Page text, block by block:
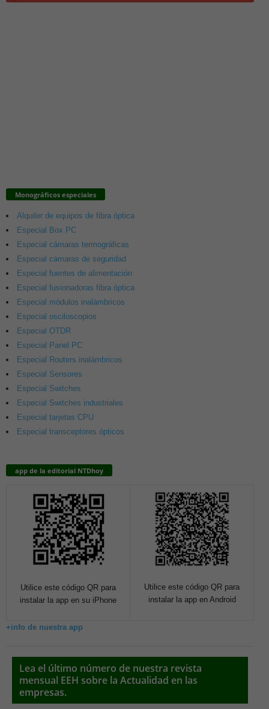
Monográficos especiales
Alquiler de equipos de fibra óptica
Especial Box PC
Especial cámaras termográficas
Especial cámaras de seguridad
Especial fuentes de alimentación
Especial fusionadoras fibra óptica
Especial módulos inalámbricos
Especial osciloscopios
Especial OTDR
Especial Panel PC
Especial Routers inalámbricos
Especial Sensores
Especial Switches
Especial Switches industriales
Especial tarjetas CPU
Especial transceptores ópticos
app de la editorial NTDhoy
Utilice este código QR para
instalar la app en su iPhone
Utilice este código QR para
instalar la app en Android
+info de nuestra app
Lea el último número de nuestra revista
mensual EEH sobre la Actualidad en las
empresas.